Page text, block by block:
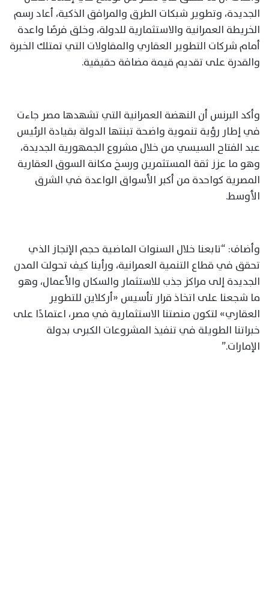
الجديدة، وتطوير شبكات الطرق والمرافق الذكية، أعاد رسم
الخريطة العمرانية والاستثمارية للدولة، وخلق فرصًا واعدة
أمام شركات التطوير العقاري والمقاولات التي تمتلك الخبرة
والقدرة على تقديم قيمة مضافة حقيقية.
وأكد البرنس أن النهضة العمرانية التي تشهدها مصر جاءت
في إطار رؤية تنموية واضحة تبنتها الدولة بقيادة الرئيس
عبد الفتاح السيسي من خلال مشروع الجمهورية الجديدة،
وهو ما عزز ثقة المستثمرين ورسخ مكانة السوق العقارية
المصرية كواحدة من أكبر الأسواق الواعدة في الشرق
الأوسط.
وأضاف: “تابعنا خلال السنوات الماضية حجم الإنجاز الذي
تحقق في قطاع التنمية العمرانية، ورأينا كيف تحولت المدن
الجديدة إلى مراكز جذب للاستثمار والسكان والأعمال، وهو
ما شجعنا على اتخاذ قرار تأسيس «أركلاين للتطوير
العقاري» لتكون منصتنا الاستثمارية في مصر، اعتمادًا على
خبراتنا الطويلة في تنفيذ المشروعات الكبرى بدولة
الإمارات.”